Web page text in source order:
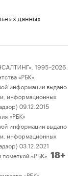
данных
1995–2026.
«РБК»
информации выдано
информационных
09.12.2015
«РБК»
информации выдано
информационных
03.12.2021
«РБК». 18+